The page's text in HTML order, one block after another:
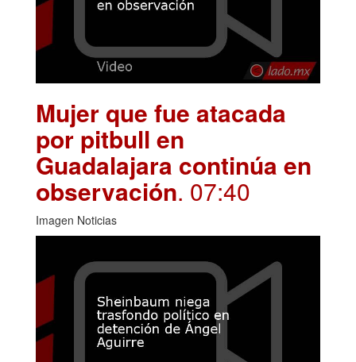
Mujer que fue atacada
por pitbull en
Guadalajara continúa en
observación. 07:40
Imagen Noticias